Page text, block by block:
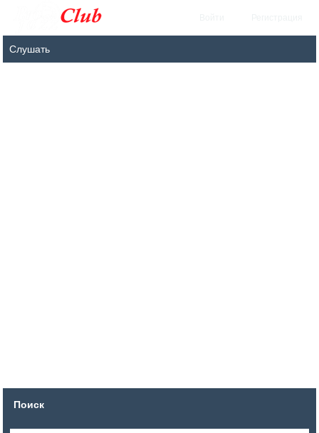
Поиск